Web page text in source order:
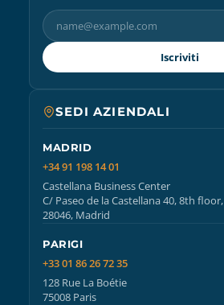
Iscriviti
SEDI AZIENDALI
MADRID
+34 91 198 14 01
Castellana Business Center
C/ Paseo de la Castellana 40, 8th floor,
28046, Madrid
PARIGI
+33 01 86 26 72 35
128 Rue La Boétie
75008 Paris